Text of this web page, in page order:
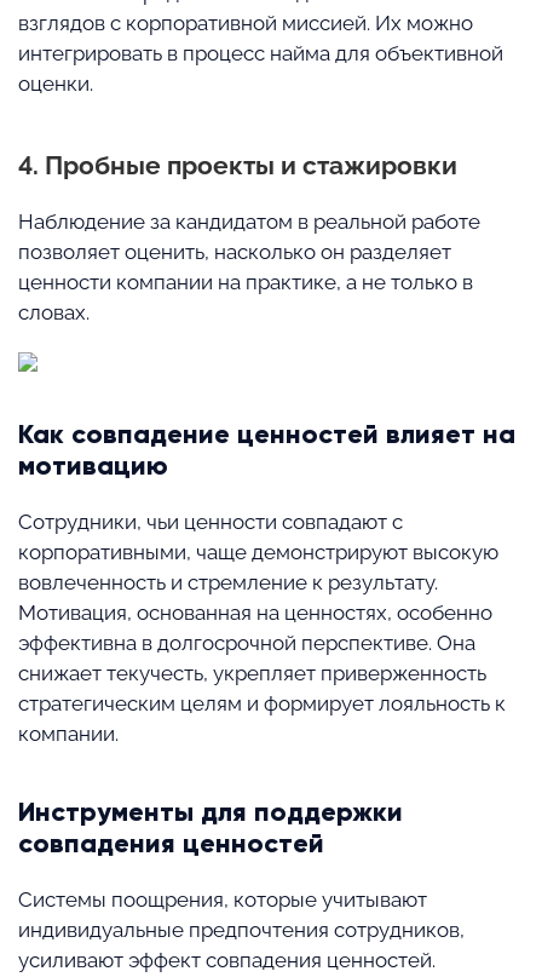
взглядов с корпоративной миссией. Их можно
интегрировать в процесс найма для объективной
оценки.
4. Пробные проекты и стажировки
Наблюдение за кандидатом в реальной работе
позволяет оценить, насколько он разделяет
ценности компании на практике, а не только в
словах.
Как совпадение ценностей влияет на
мотивацию
Сотрудники, чьи ценности совпадают с
корпоративными, чаще демонстрируют высокую
вовлеченность и стремление к результату.
Мотивация, основанная на ценностях, особенно
эффективна в долгосрочной перспективе. Она
снижает текучесть, укрепляет приверженность
стратегическим целям и формирует лояльность к
компании.
Инструменты для поддержки
совпадения ценностей
Системы поощрения, которые учитывают
индивидуальные предпочтения сотрудников,
усиливают эффект совпадения ценностей.